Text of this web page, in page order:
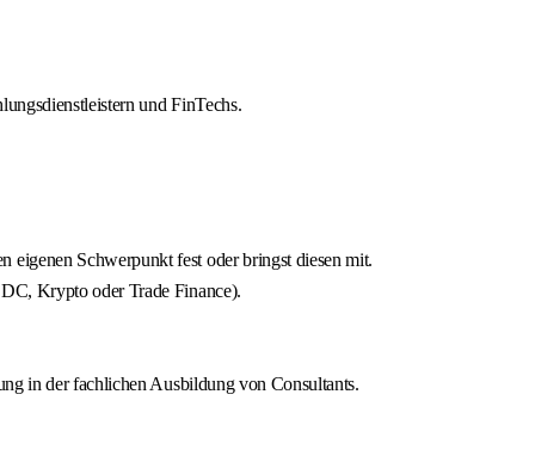
und FinTechs.
eigenen Schwerpunkt fest oder bringst diesen mit.
Krypto oder Trade Finance).
in der fachlichen Ausbildung von Consultants.